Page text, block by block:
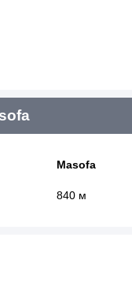
Masofa
840 м